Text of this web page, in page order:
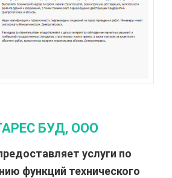
БУД, ООО
услуги по
функций технического